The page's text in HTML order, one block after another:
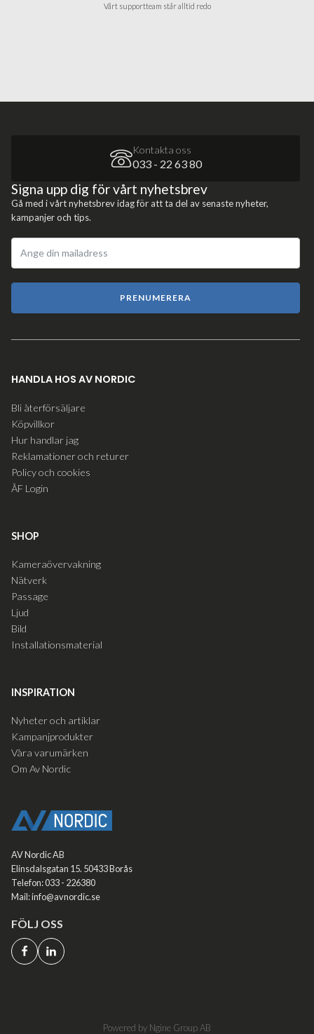
Vårt supportteam står alltid redo
Kontakta oss
033 - 22 63 80
Signa upp dig för vårt nyhetsbrev
Gå med i vårt nyhetsbrev idag för att ta del av senaste nyheter,
kampanjer och tips.
PRENUMERERA
AV Nordic AB
Elinsdalsgatan 15. 50433 Borås
Telefon: 033 - 226380
Mail: info@avnordic.se
FÖLJ OSS
HANDLA HOS AV NORDIC
Bli återförsäljare
Köpvillkor
Hur handlar jag
Reklamationer och returer
Policy och cookies
ÅF Login
SHOP
Kameraövervakning
Nätverk
Passage
Ljud
Bild
Installationsmaterial
INSPIRATION
Nyheter och artiklar
Kampanjprodukter
Våra varumärken
Om Av Nordic
Powered by Ngine Group AB